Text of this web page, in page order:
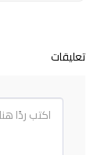
تعليقات